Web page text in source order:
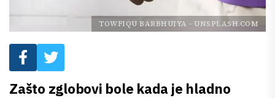
TOWFIQU BARBHUIYA - UNSPLASH.COM
Zašto zglobovi bole kada je hladno